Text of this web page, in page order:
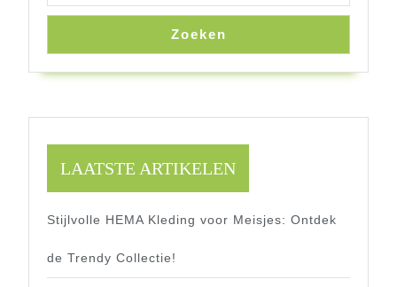
Zoeken
LAATSTE ARTIKELEN
Stijlvolle HEMA Kleding voor Meisjes: Ontdek
de Trendy Collectie!